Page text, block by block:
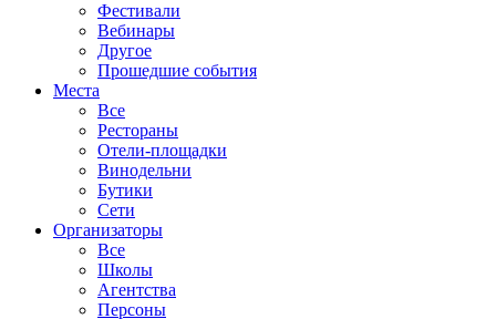
Фестивали
Вебинары
Другое
Прошедшие события
Места
Все
Рестораны
Отели-площадки
Винодельни
Бутики
Сети
Организаторы
Все
Школы
Агентства
Персоны